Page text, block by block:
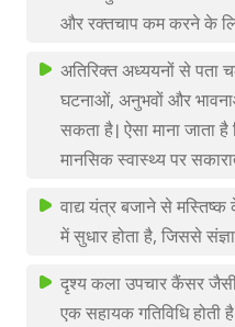
और रक्तचाप कम करने के
अतिरिक्त अध्ययनों से पता
घटनाओं, अनुभवों और
सकता है। ऐसा माना जाता
मानसिक स्वास्थ्य पर
वाद्य यंत्र बजाने से
में सुधार होता है, जिससे
दृश्य कला उपचार कैंसर जैसी
एक सहायक गतिविधि होती